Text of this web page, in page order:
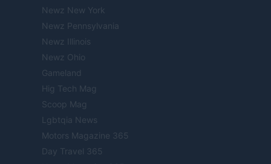
Newz New York
Newz Pennsylvania
Newz Illinois
Newz Ohio
Gameland
Hig Tech Mag
Scoop Mag
Lgbtqia News
Motors Magazine 365
Day Travel 365